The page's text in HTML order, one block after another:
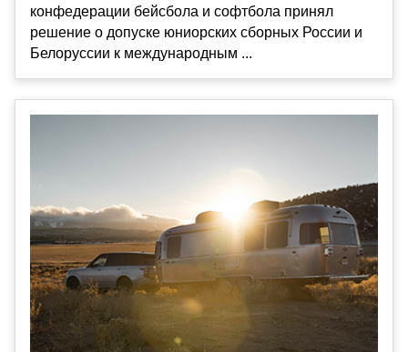
конфедерации бейсбола и софтбола принял
решение о допуске юниорских сборных России и
Белоруссии к международным ...